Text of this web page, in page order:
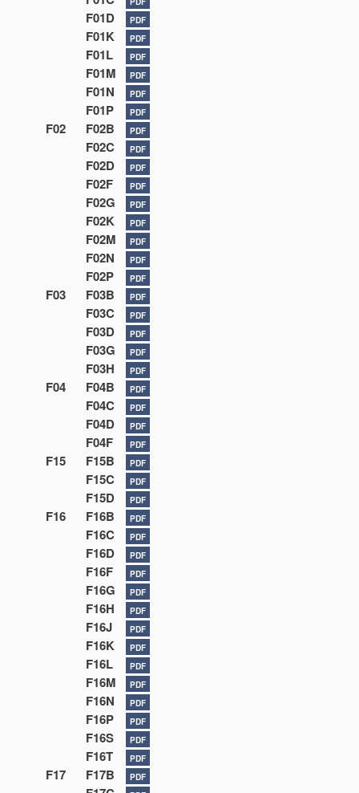
F01D PDF
F01K PDF
F01L PDF
F01M PDF
F01N PDF
F01P PDF
F02 F02B PDF
F02C PDF
F02D PDF
F02F PDF
F02G PDF
F02K PDF
F02M PDF
F02N PDF
F02P PDF
F03 F03B PDF
F03C PDF
F03D PDF
F03G PDF
F03H PDF
F04 F04B PDF
F04C PDF
F04D PDF
F04F PDF
F15 F15B PDF
F15C PDF
F15D PDF
F16 F16B PDF
F16C PDF
F16D PDF
F16F PDF
F16G PDF
F16H PDF
F16J PDF
F16K PDF
F16L PDF
F16M PDF
F16N PDF
F16P PDF
F16S PDF
F16T PDF
F17 F17B PDF